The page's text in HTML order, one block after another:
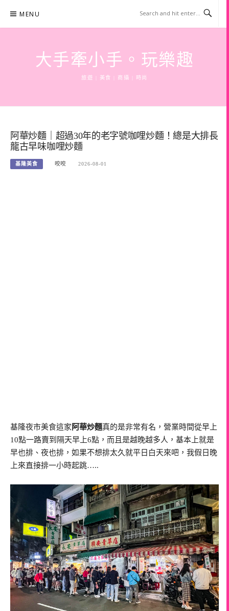
content
MENU
大手牽小手。玩樂趣
旅遊 | 美食 | 商攝 | 時尚
阿華炒麵｜超過30年的老字號咖哩炒麵！總是大排長
龍古早味咖哩炒麵
基隆美食 咬咬 2026-08-01
基隆夜市美食這家阿華炒麵真的是非常有名，營業時間從早上
10點一路賣到隔天早上6點，而且是越晚越多人，基本上就是
早也排、夜也排，如果不想排太久就平日白天來吧，我假日晚
上來直接排一小時起跳…..